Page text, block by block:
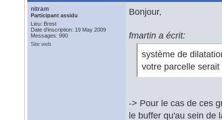
nitram
Participant assidu
Lieu: Brest
Date d'inscription: 19 May 2009
Messages: 990
Site web
Bonjour,
fmartin a écrit:
système de
votre parcelle
-> Pour le cas de ces
le buffer qu'au sein de